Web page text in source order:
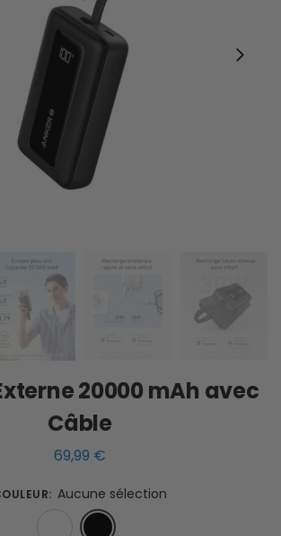
20000 mAh avec
Câble
69,99 €
: Aucune sélection